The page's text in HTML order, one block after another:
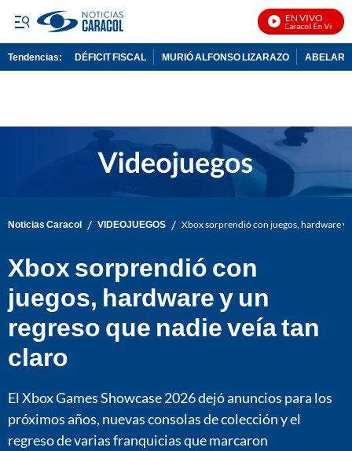
EN VIVO
Noticias Caracol En Vivo
Tendencias: DÉFICIT FISCAL MURIÓ ALFONSO LIZARAZO
Noticias Caracol / VIDEOJUEGOS / Xbox sorprendió con juegos, hardware y
Xbox sorprendió con
juegos, hardware y un
regreso que nadie veía tan
claro
El Xbox Games Showcase 2026 dejó anuncios para los
próximos años, nuevas consolas de colección y el
regreso de varias franquicias que marcaron